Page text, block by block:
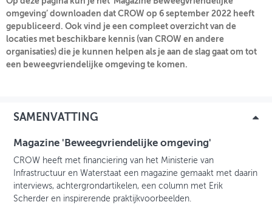
ADRESSENBOEK
OVER FIETSBERAAD
THEMASITES
omgeving’ downloaden dat CROW op 6 september 2022 heeft
gepubliceerd. Ook vind je een compleet overzicht van de
locaties met beschikbare kennis (van CROW en andere
organisaties) die je kunnen helpen als je aan de slag gaat om tot
een beweegvriendelijke omgeving te komen.
SAMENVATTING
Magazine 'Beweegvriendelijke omgeving'
CROW heeft met financiering van het Ministerie van
Infrastructuur en Waterstaat een magazine gemaakt met daarin
interviews, achtergrondartikelen, een column met Erik
Scherder en inspirerende praktijkvoorbeelden.